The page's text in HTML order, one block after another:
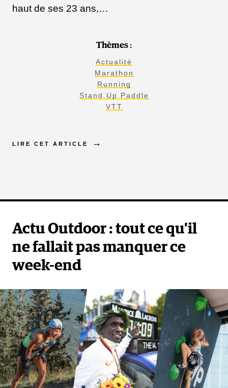
haut de ses 23 ans,…
Thèmes :
Actualité
Marathon
Running
Stand Up Paddle
VTT
LIRE CET ARTICLE
Actu Outdoor : tout ce qu’il
ne fallait pas manquer ce
week-end